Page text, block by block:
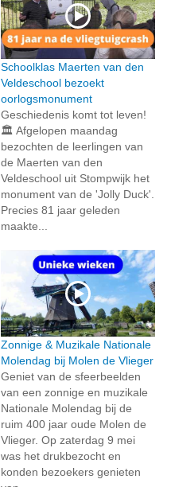
Schoolklas Maerten van den
Veldeschool bezoekt
oorlogsmonument
Geschiedenis komt tot leven!
🏛️ Afgelopen maandag
bezochten de leerlingen van
de Maerten van den
Veldeschool uit Stompwijk het
monument van de 'Jolly Duck'.
Precies 81 jaar geleden
maakte...
Zonnige & Muzikale Nationale
Molendag bij Molen de Vlieger
Geniet van de sfeerbeelden
van een zonnige en muzikale
Nationale Molendag bij de
ruim 400 jaar oude Molen de
Vlieger. Op zaterdag 9 mei
was het drukbezocht en
konden bezoekers genieten